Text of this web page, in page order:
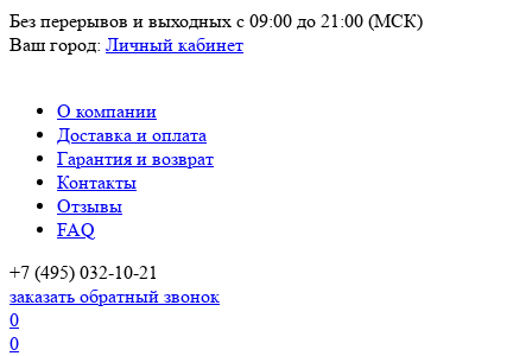
Без перерывов и выходных с 09:00 до 21:00 (МСК)
Ваш город: Личный кабинет
О компании
Доставка и оплата
Гарантия и возврат
Контакты
Отзывы
FAQ
+7 (495) 032-10-21
заказать обратный звонок
0
0